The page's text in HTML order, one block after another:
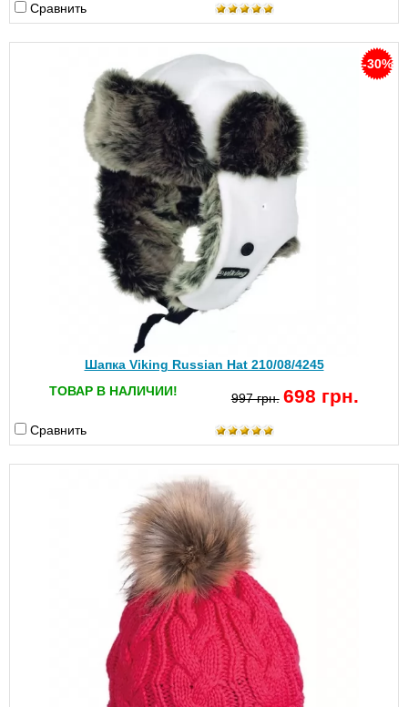
Сравнить
-30%
Шапка Viking Russian Hat 210/08/4245
ТОВАР В НАЛИЧИИ!
997 грн. 698 грн.
Сравнить